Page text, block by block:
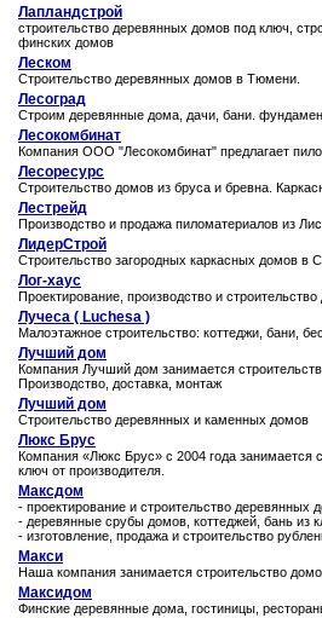
Лапландстрой
строительство деревянных домов под ключ,
финских домов
Леском
Строительство деревянных домов в Тюмени.
Лесоград
Строим деревянные дома, дачи, бани.
Лесокомбинат
Компания ООО "Лесокомбинат" предлагает
Лесоресурс
Строительство домов из бруса и бревна.
Лестрейд
Производство и продажа пиломатериалов из
ЛидерСтрой
Строительство загородных каркасных домов в
Лог-хаус
Проектирование, производство и
Лучеса ( Luchesa )
Малоэтажное строительство: коттеджи, бани,
Лучший дом
Компания Лучший дом занимается
Производство, доставка, монтаж
Лучший дом
Строительство деревянных и каменных домов
Люкс Брус
Компания «Люкс Брус» с 2004 года занимается
ключ от производителя.
Максдом
- проектирование и строительство деревянных
- деревянные срубы домов, коттеджей, бань из
- изготовление, продажа и строительство
Макси
Наша компания занимается строительство
Максидом
Финские деревянные дома, гостиницы,